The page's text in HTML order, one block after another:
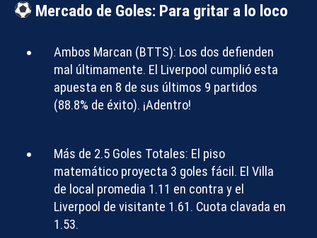
Mercado de Goles: Para gritar a lo loco
Ambos Marcan (BTTS): Los dos defienden
mal últimamente. El Liverpool cumplió esta
apuesta en 8 de sus últimos 9 partidos
(88.8% de éxito). ¡Adentro!
Más de 2.5 Goles Totales: El piso
matemático proyecta 3 goles fácil. El Villa
de local promedia 1.11 en contra y el
Liverpool de visitante 1.61. Cuota clavada en
1.53.